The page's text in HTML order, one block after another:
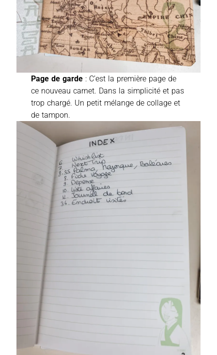
Page de garde : C’est la première page de
ce nouveau carnet. Dans la simplicité et pas
trop chargé. Un petit mélange de collage et
de tampon.